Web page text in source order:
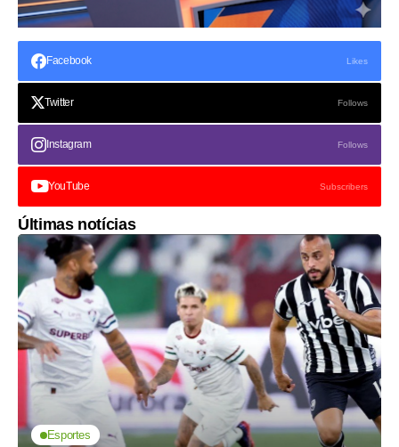
Facebook Likes
Twitter Follows
Instagram Follows
YouTube Subscribers
Últimas notícias
Esportes